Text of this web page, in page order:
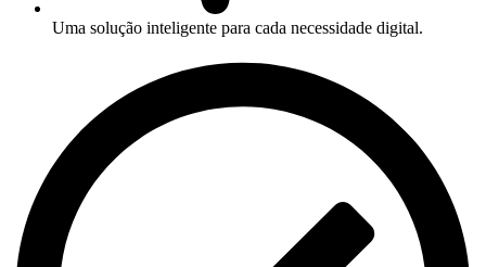
Uma solução inteligente para cada necessidade digital.